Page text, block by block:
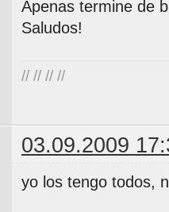
Apenas termine de
Saludos!
// // // //
03.09.2009
yo los tengo todos,